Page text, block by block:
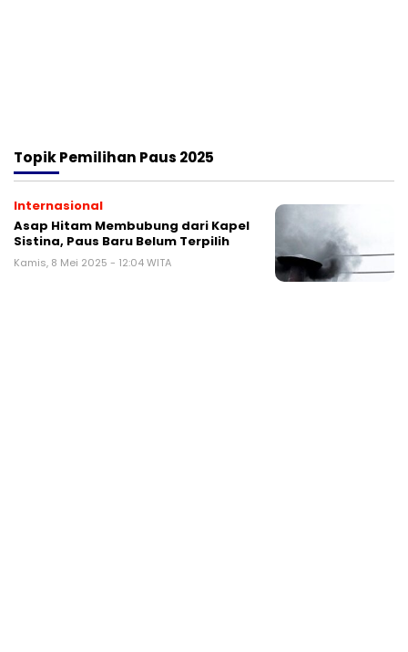
TopikPemilihan Paus 2025
Internasional
Asap Hitam Membubung dari Kapel
Sistina, Paus Baru Belum Terpilih
Kamis, 8 Mei 2025 - 12:04 WITA